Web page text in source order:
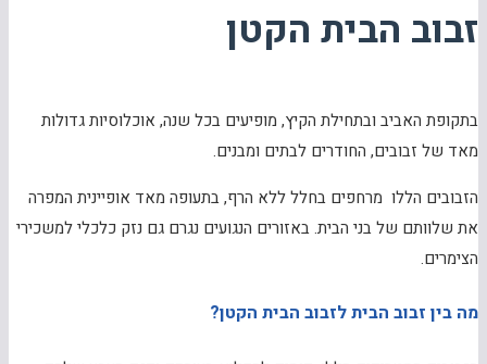
זבוב הבית הקטן
בתקופת האביב ובתחילת הקיץ, מופיעים בכל שנה, אוכלוסיות גדולות
מאד של זבובים, החודרים לבתים ומבנים.
הזבובים הללו מרחפים בחלל ללא הרף, בתעופה מאד אופיינית המפרה
את שלוותם של בני הבית. באזורים הנגועים נגרם גם נזק כלכלי למשכירי
הצימרים.
מה בין זבוב הבית לזבוב הבית הקטן?